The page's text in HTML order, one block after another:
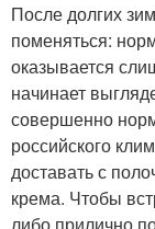
После долгих
поменяться:
оказывается
начинает
совершенно
российского
доставать с
крема. Чтобы